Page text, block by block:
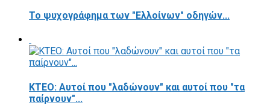
Το ψυχογράφημα των "Ελλοίνων" οδηγών...
ΚΤΕΟ: Αυτοί που "λαδώνουν" και αυτοί που "τα
παίρνουν"...